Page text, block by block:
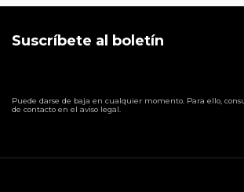
Suscríbete al boletín
Puede darse de baja en cualquier momento. Para ello,
de contacto en el aviso legal.